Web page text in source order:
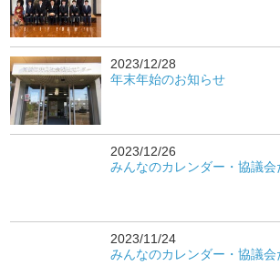
2023/12/28
年末年始のお知らせ
2023/12/26
みんなのカレンダー・協議会
2023/11/24
みんなのカレンダー・協議会